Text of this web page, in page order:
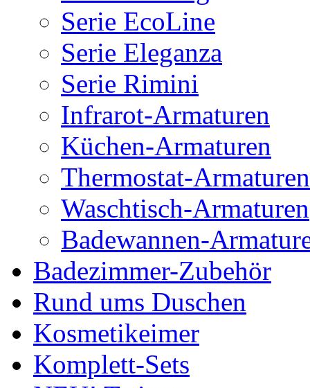
Serie EcoLine
Serie Eleganza
Serie Rimini
Infrarot-Armaturen
Küchen-Armaturen
Thermostat-Armaturen
Waschtisch-Armaturen
Badewannen-
Badezimmer-Zubehör
Rund ums Duschen
Kosmetikeimer
Komplett-Sets